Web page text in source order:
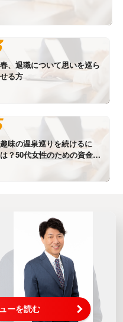
春、退職について思いを巡ら
せる方
趣味の温泉巡りを続けるに
は？50代女性のための資金計
ーを読む